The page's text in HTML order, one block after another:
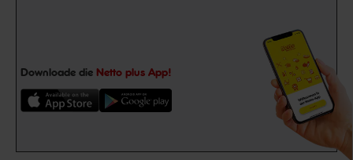
Downloade die Netto plus App!